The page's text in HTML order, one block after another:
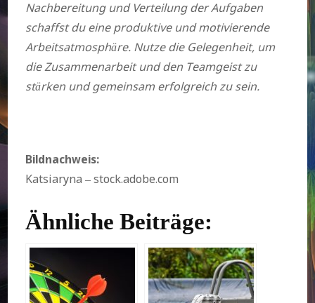
Nachbereitung und Verteilung der Aufgaben
schaffst du eine produktive und motivierende
Arbeitsatmosphäre. Nutze die Gelegenheit, um
die Zusammenarbeit und den Teamgeist zu
stärken und gemeinsam erfolgreich zu sein.
Bildnachweis:
Katsiaryna – stock.adobe.com
Ähnliche Beiträge: